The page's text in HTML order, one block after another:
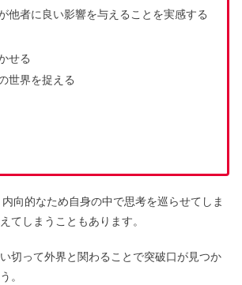
他者に良い影響を与えることを実感する
せる
世界を捉える
向的なため自身の中で思考を巡らせてしま
てしまうこともあります。
切って外界と関わることで突破口が見つか
。